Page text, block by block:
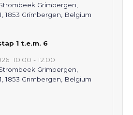
Grimbergen,
1853 Grimbergen, Belgium
1 t.e.m. 6
10:00 -12:00
Grimbergen,
1853 Grimbergen, Belgium